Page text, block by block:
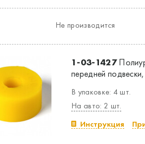
Не производится
1-03-1427
передней
В упаковке: 4 шт.
На авто: 2 шт.
Инструкция